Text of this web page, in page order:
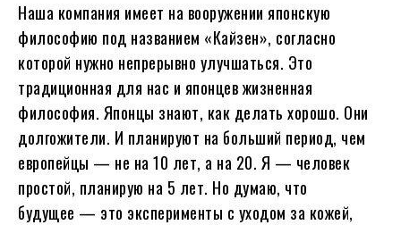
Наша компания имеет на вооружении японскую
философию под названием «Кайзен», согласно
которой нужно непрерывно улучшаться. Это
традиционная для нас и японцев жизненная
философия. Японцы знают, как делать хорошо. Они
долгожители. И планируют на больший период, чем
европейцы — не на 10 лет, а на 20. Я — человек
простой, планирую на 5 лет. Но думаю, что
будущее — это эксперименты с уходом за кожей,